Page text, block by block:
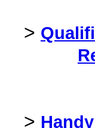
>
> Handy